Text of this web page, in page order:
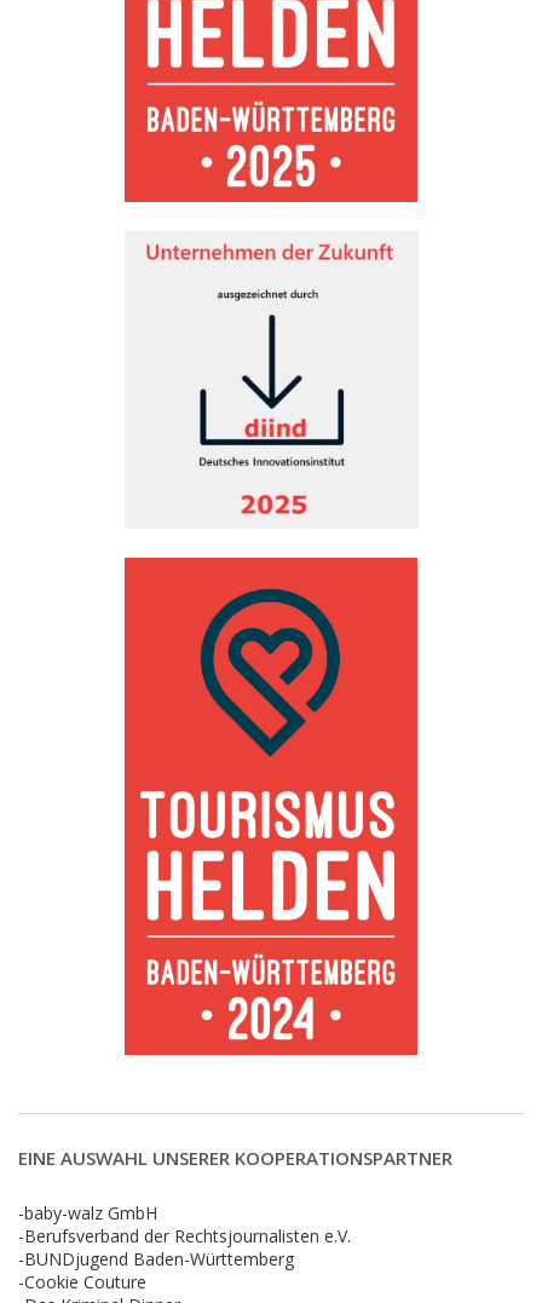
EINE AUSWAHL UNSERER KOOPERATIONSPARTNER
-baby-walz GmbH
-Berufsverband der Rechtsjournalisten e.V.
-BUNDjugend Baden-Württemberg
-Cookie Couture